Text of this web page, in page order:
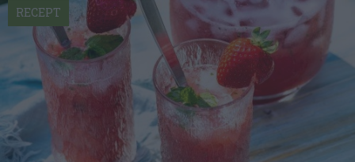
RECEPT